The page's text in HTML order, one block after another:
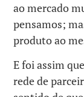
ao mercado
pensamos;
produto ao
E foi assim
rede de